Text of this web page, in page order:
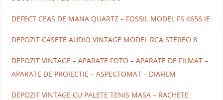
DEFECT CEAS DE MANA QUARTZ – FOSSIL MODEL FS 4656 IE
DEPOZIT CASETE AUDIO VINTAGE MODEL RCA STEREO 8
DEPOZIT VINTAGE – APARATE FOTO – APARATE DE FILMAT –
APARATE DE PROIECTIE – ASPECTOMAT – DIAFILM
DEPOZIT VINTAGE CU PALETE TENIS MASA – RACHETE